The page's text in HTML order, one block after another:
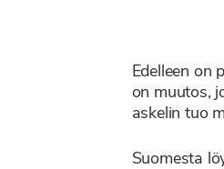
Edelleen on
on muutos,
askelin tuo
Suomesta